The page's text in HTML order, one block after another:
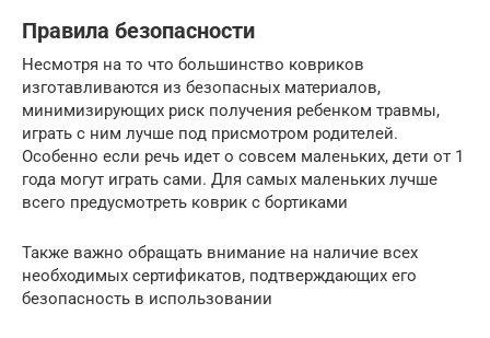
Правила безопасности
Несмотря на то что большинство ковриков
изготавливаются из безопасных материалов,
минимизирующих риск получения ребенком травмы,
играть с ним лучше под присмотром родителей.
Особенно если речь идет о совсем маленьких, дети от 1
года могут играть сами. Для самых маленьких лучше
всего предусмотреть коврик с бортиками
Также важно обращать внимание на наличие всех
необходимых сертификатов, подтверждающих его
безопасность в использовании